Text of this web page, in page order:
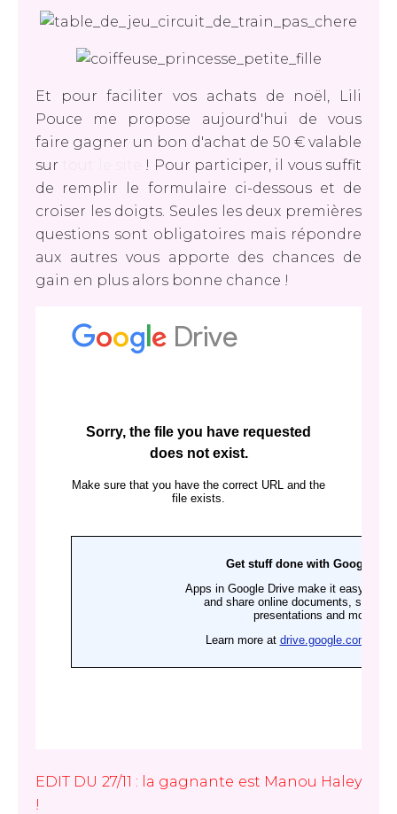
Et pour faciliter vos achats de noël, Lili
Pouce me propose aujourd'hui de vous
faire gagner un bon d'achat de 50 € valable
sur
! Pour participer, il vous suffit
de remplir le formulaire ci-dessous et de
croiser les doigts. Seules les deux premières
questions sont obligatoires mais répondre
aux autres vous apporte des chances de
gain en plus alors bonne chance !
EDIT DU 27/11 : la gagnante est Manou Haley
!